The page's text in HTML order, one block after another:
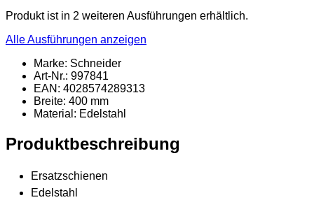
Produkt ist in 2 weiteren Ausführungen erhältlich.
Alle Ausführungen anzeigen
Marke: Schneider
Art-Nr.: 997841
EAN: 4028574289313
Breite: 400 mm
Material : Edelstahl
Produktbeschreibung
Ersatzschienen
Edelstahl